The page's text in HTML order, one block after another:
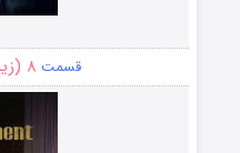
قسمت ۸ (زیرنویس)